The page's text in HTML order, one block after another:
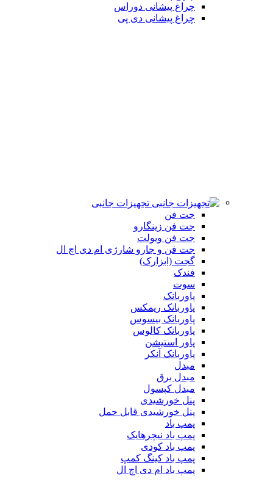
چراغ پیشانی دوراس
چراغ پیشانی دی پی
تجهیزات جانبی
جت فن
جت فن زینگارو
جت فن ویولت
جت فن و جارو شارژی ام دی اچ ال
گجت (ابزارک)
فندک
سوت
پاوربانک
پاوربانک ریمکس
پاوربانک بیسوس
پاوربانک کالوس
پاور استیشن
پاوربانک آنکر
مبدل
مبدل برق
مبدل کپسول
پنل خورشیدی
پنل خورشیدی قابل حمل
پمپ باد
پمپ باد نیچرهایک
پمپ باد کودی
پمپ باد کینگ کمپ
پمپ باد ام دی اچ ال